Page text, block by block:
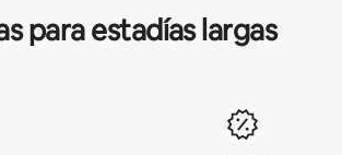
para estadías largas